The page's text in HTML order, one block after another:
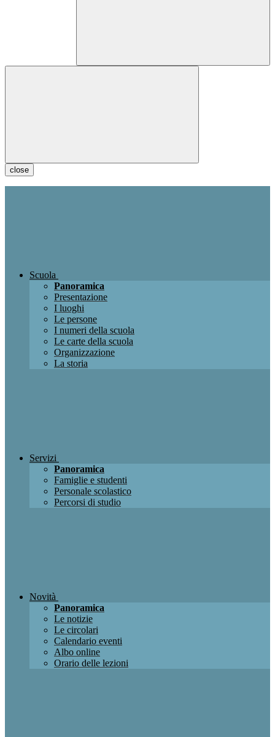
close
Scuola
Panoramica
Presentazione
I luoghi
Le persone
I numeri della scuola
Le carte della scuola
Organizzazione
La storia
Servizi
Panoramica
Famiglie e studenti
Personale scolastico
Percorsi di studio
Novità
Panoramica
Le notizie
Le circolari
Calendario eventi
Albo online
Orario delle lezioni